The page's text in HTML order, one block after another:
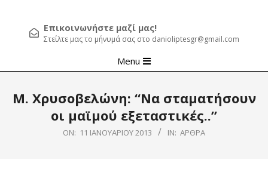
Επικοινωνήστε μαζί μας!
Στείλτε μας το μήνυμά σας στο danioliptesgr@gmail.com
Navigation
Menu
Μ. Χρυσοβελώνη: “Να σταματήσουν
οι μαϊμού εξεταστικές..”
ON: 11 ΙΑΝΟΥΑΡΊΟΥ 2013 IN: ΆΡΘΡΑ